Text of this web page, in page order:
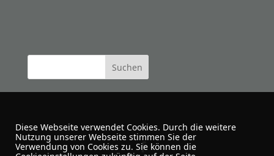
Diese Webseite verwendet Cookies. Durch die weitere
Nutzung unserer Webseite stimmen Sie der
Verwendung von Cookies zu. Sie können die